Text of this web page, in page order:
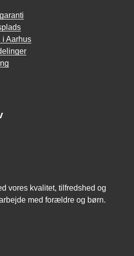
i Aarhus
vores kvalitet, tilfredshed og
med forældre og børn.